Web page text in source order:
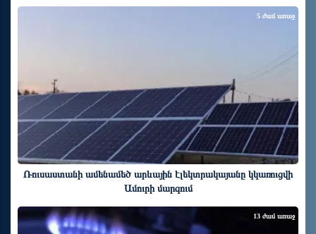
Ռուսաստանի ամենամեծ արևային էլեկտրակայանը կկառուցվի
Ամուրի մարզում
5 ժամ առաջ
13 ժամ առաջ